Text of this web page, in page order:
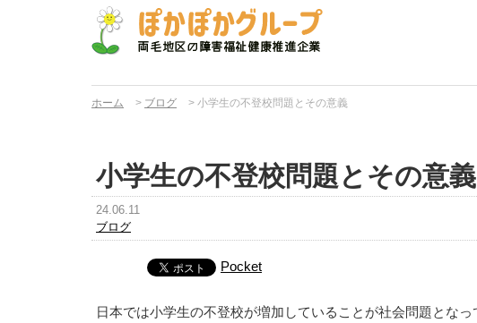
ホーム > ブログ > 小学生の不登校問題とその意義
小学生の不登校問題とその意義
24.06.11
ブログ
Pocket
日本では小学生の不登校が増加していることが社会問題とな